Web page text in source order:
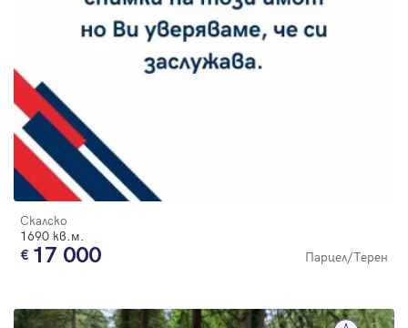
Скалско
1690 кв.м.
17 000 Парцел/Терен